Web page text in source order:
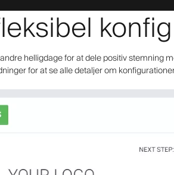
helligdage for at dele positiv stemning
for at se alle detaljer om